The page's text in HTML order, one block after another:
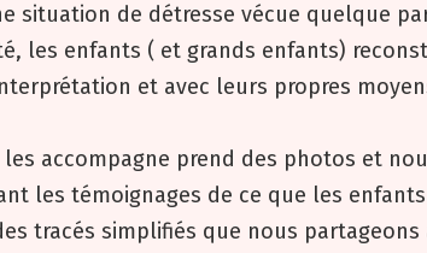
situation de détresse vécue quelque
les enfants ( et grands enfants)
et avec leurs propres
les accompagne prend des photos et
les témoignages de ce que les
tracés simplifiés que nous